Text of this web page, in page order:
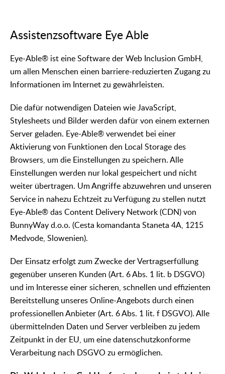
Assistenzsoftware Eye Able
Eye-Able® ist eine Software der Web Inclusion GmbH,
um allen Menschen einen barriere-reduzierten Zugang zu
Informationen im Internet zu gewährleisten.
Die dafür notwendigen Dateien wie JavaScript,
Stylesheets und Bilder werden dafür von einem externen
Server geladen. Eye-Able® verwendet bei einer
Aktivierung von Funktionen den Local Storage des
Browsers, um die Einstellungen zu speichern. Alle
Einstellungen werden nur lokal gespeichert und nicht
weiter übertragen. Um Angriffe abzuwehren und unseren
Service in nahezu Echtzeit zu Verfügung zu stellen nutzt
Eye-Able® das Content Delivery Network (CDN) von
BunnyWay d.o.o. (Cesta komandanta Staneta 4A, 1215
Medvode, Slowenien).
Der Einsatz erfolgt zum Zwecke der Vertragserfüllung
gegenüber unseren Kunden (Art. 6 Abs. 1 lit. b DSGVO)
und im Interesse einer sicheren, schnellen und effizienten
Bereitstellung unseres Online-Angebots durch einen
professionellen Anbieter (Art. 6 Abs. 1 lit. f DSGVO). Alle
übermittelnden Daten und Server verbleiben zu jedem
Zeitpunkt in der EU, um eine datenschutzkonforme
Verarbeitung nach DSGVO zu ermöglichen.